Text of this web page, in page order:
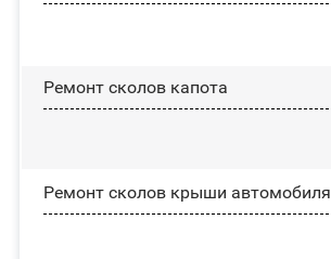
Ремонт сколов капота
Ремонт сколов крыши автомобиля